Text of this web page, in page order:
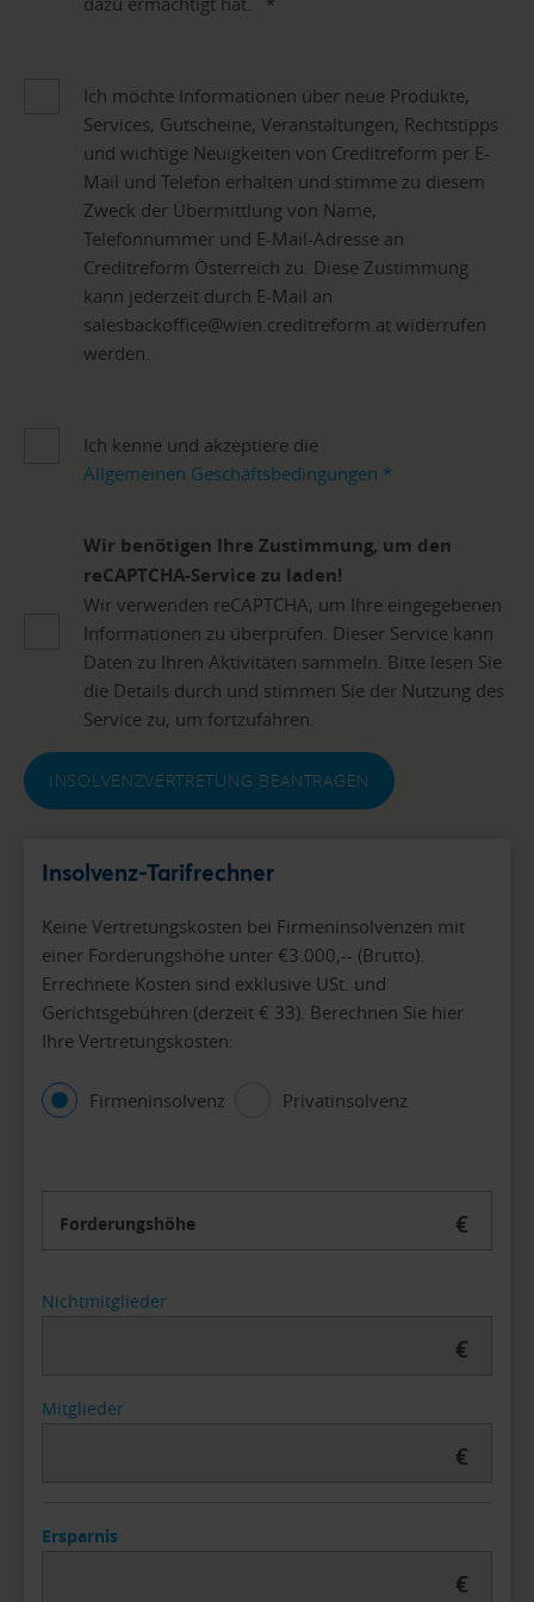
Ich möchte Informationen über neue Produkte,
Services, Gutscheine, Veranstaltungen, Rechtstipps
und wichtige Neuigkeiten von Creditreform per E-
Mail und Telefon erhalten und stimme zu diesem
Zweck der Übermittlung von Name,
Telefonnummer und E-Mail-Adresse an
Creditreform Österreich zu. Diese Zustimmung
kann jederzeit durch E-Mail an
salesbackoffice@wien.creditreform.at widerrufen
werden.
Ich kenne und akzeptiere die
Allgemeinen Geschäftsbedingungen *
Wir benötigen Ihre Zustimmung, um den
reCAPTCHA-Service zu laden!
Wir verwenden reCAPTCHA, um Ihre eingegebenen
Informationen zu überprüfen. Dieser Service kann
Daten zu Ihren Aktivitäten sammeln. Bitte lesen Sie
die Details durch und stimmen Sie der Nutzung des
Service zu, um fortzufahren.
INSOLVENZVERTRETUNG BEANTRAGEN
Insolvenz-Tarifrechner
Keine Vertretungskosten bei Firmeninsolvenzen mit
einer Forderungshöhe unter €3.000,-- (Brutto).
Errechnete Kosten sind exklusive USt. und
Gerichtsgebühren (derzeit € 33). Berechnen Sie hier
Ihre Vertretungskosten:
Firmeninsolvenz Privatinsolvenz
Forderungshöhe €
Nichtmitglieder
€
Mitglieder
€
Ersparnis
€